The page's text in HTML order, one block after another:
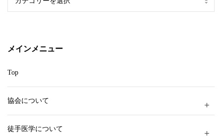
メインメニュー
Top
協会について
徒手医学について